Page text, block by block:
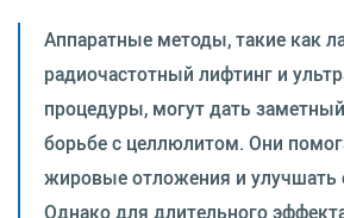
Аппаратные методы, такие как
радиочастотный лифтинг и
процедуры, могут дать
борьбе с целлюлитом. Они
жировые отложения и улучшать
Однако для длительного